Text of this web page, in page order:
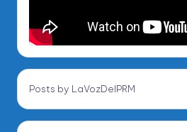
Posts by LaVozDelPRM